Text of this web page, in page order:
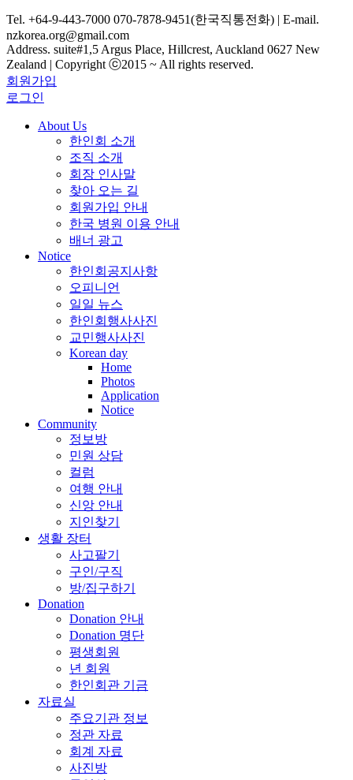
Tel. +64-9-443-7000 070-7878-9451(한국직통전화) | E-mail.
nzkorea.org@gmail.com
Address. suite#1,5 Argus Place, Hillcrest, Auckland 0627 New
Zealand | Copyright ⓒ2015 ~ All rights reserved.
회원가입
로그인
About Us
한인회 소개
조직 소개
회장 인사말
찾아 오는 길
회원가입 안내
한국 병원 이용 안내
배너 광고
Notice
한인회공지사항
오피니언
일일 뉴스
한인회행사사진
교민행사사진
Korean day
Home
Photos
Application
Notice
Community
정보방
민원 상담
컬럼
여행 안내
신앙 안내
지인찾기
생활 장터
사고팔기
구인/구직
방/집구하기
Donation
Donation 안내
Donation 명단
평생회원
년 회원
한인회관 기금
자료실
주요기관 정보
정관 자료
회계 자료
사진방